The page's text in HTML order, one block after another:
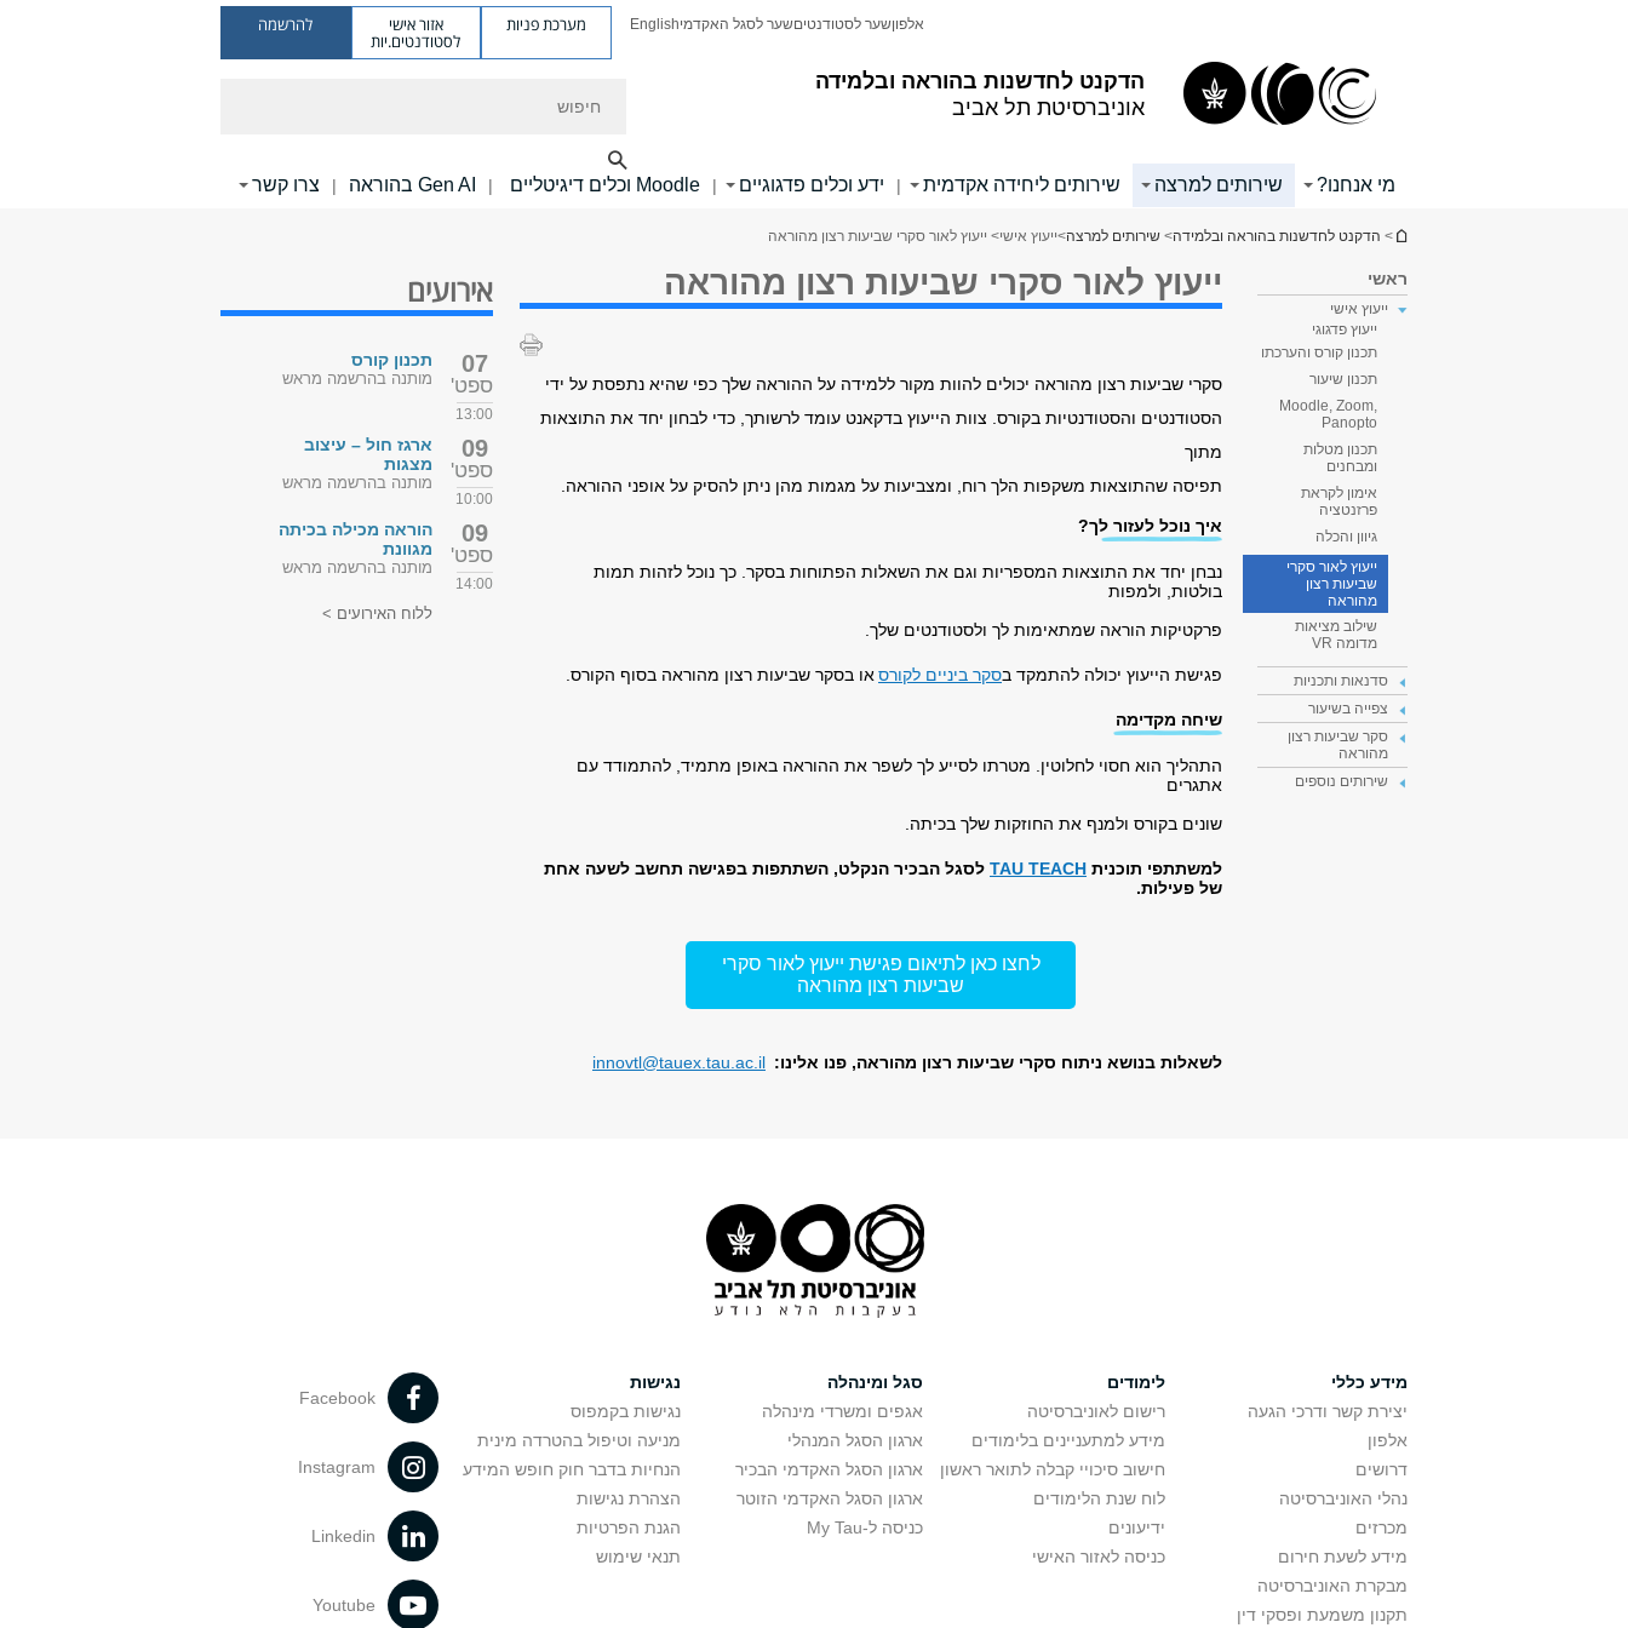
הדקנט לחדשנות בהוראה ובלמידה
אוניברסיטת תל אביב
אלפוןשער לסטודנטיםשער לסגל האקדמיEnglish מערכת פניות אזור אישי
לסטודנטים.יות
להרשמה
מי אנחנו? שירותים למרצה שירותים ליחידה אקדמית | ידע וכלים פדגוגיים | Moodle וכלים דיגיטליים | Gen AI בהוראה | צרו קשר
הינך נמצא כאן
> הדקנט לחדשנות בהוראה ובלמידה> שירותים למרצה>ייעוץ אישי> ייעוץ לאור סקרי שביעות רצון מהוראה
ראשי
ייעוץ אישי
ייעוץ פדגוגי
תכנון קורס והערכתו
תכנון שיעור
Moodle, Zoom,
Panopto
תכנון מטלות
ומבחנים
אימון לקראת
פרזנטציה
גיוון והכלה
ייעוץ לאור סקרי
שביעות רצון
מהוראה
שילוב מציאות
מדומה VR
סדנאות ותכניות
צפייה בשיעור
סקר שביעות רצון
מהוראה
שירותים נוספים
ייעוץ לאור סקרי שביעות רצון מהוראה
סקרי שביעות רצון מהוראה יכולים להוות מקור ללמידה על ההוראה שלך כפי שהיא נתפסת על ידי
הסטודנטים והסטודנטיות בקורס. צוות הייעוץ בדקאנט עומד לרשותך, כדי לבחון יחד את התוצאות
מתוך
תפיסה שהתוצאות משקפות הלך רוח, ומצביעות על מגמות מהן ניתן להסיק על אופני ההוראה.
איך נוכל לעזור לך?
נבחן יחד את התוצאות המספריות וגם את השאלות הפתוחות בסקר. כך נוכל לזהות תמות
בולטות, ולמפות
פרקטיקות הוראה שמתאימות לך ולסטודנטים שלך.
פגישת הייעוץ יכולה להתמקד בסקר ביניים לקורסאו בסקר שביעות רצון מהוראה בסוף הקורס.
שיחה מקדימה
התהליך הוא חסוי לחלוטין. מטרתו לסייע לך לשפר את ההוראה באופן מתמיד, להתמודד עם
אתגרים
שונים בקורס ולמנף את החוזקות שלך בכיתה.
למשתתפי תוכנית TAU TEACH לסגל הבכיר הנקלט, השתתפות בפגישה תחשב לשעה אחת
של פעילות.
לחצו כאן לתיאום פגישת ייעוץ לאור סקרי
שביעות רצון מהוראה
לשאלות בנושא ניתוח סקרי שביעות רצון מהוראה, פנו אלינו: innovtl@tauex.tau.ac.il
אירועים
07
ספט'
13:00
תכנון קורס
מותנה בהרשמה מראש
09
ספט'
10:00
ארגז חול – עיצוב
מצגות
מותנה בהרשמה מראש
09
ספט'
14:00
הוראה מכילה בכיתה
מגוונת
מותנה בהרשמה מראש
ללוח האירועים >
מידע כללי
יצירת קשר ודרכי הגעה
אלפון
דרושים
נהלי האוניברסיטה
מכרזים
מידע לשעת חירום
מבקרת האוניברסיטה
תקנון משמעת ופסקי דין
לימודים
רישום לאוניברסיטה
מידע למתעניינים בלימודים
חישוב סיכויי קבלה לתואר ראשון
לוח שנת הלימודים
ידיעונים
כניסה לאזור האישי
סגל ומינהלה
אגפים ומשרדי מינהלה
ארגון הסגל המנהלי
ארגון הסגל האקדמי הבכיר
ארגון הסגל האקדמי הזוטר
כניסה ל-My Tau
נגישות
נגישות בקמפוס
מניעה וטיפול בהטרדה מינית
הנחיות בדבר חוק חופש המידע
הצהרת נגישות
הגנת הפרטיות
תנאי שימוש
Facebook
Instagram
Linkedin
Youtube